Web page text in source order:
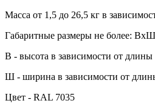
Масса от 1,5 до 26,5 кг в
Габаритные размеры не более:
В - высота в зависимости от длины
Ш - ширина в зависимости от
Цвет - RAL 7035